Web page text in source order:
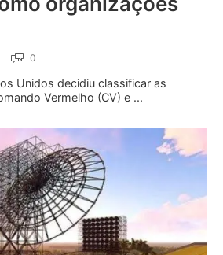
0
Unidos decidiu classificar as
Vermelho (CV) e ...